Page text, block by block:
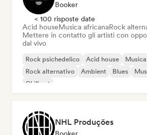
Booker
< 100 risposte date
Acid houseMusica africanaRock
Mettere in contatto gli artisti con
dal vivo
Rock psichedelico Acid house
Rock alternativo
Ambient Blues
Chill out
NHL Produções